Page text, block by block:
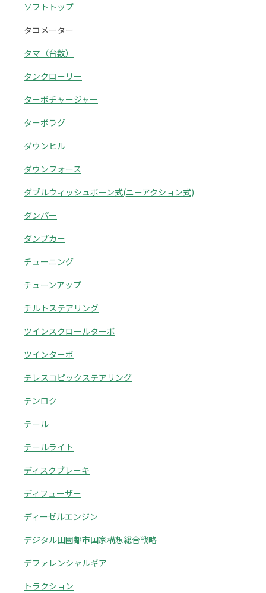
ソフトトップ
タコメーター
タマ（台数）
タンクローリー
ターボチャージャー
ターボラグ
ダウンヒル
ダウンフォース
ダブルウィッシュボーン式(ニーアクション式)
ダンパー
ダンプカー
チューニング
チューンアップ
チルトステアリング
ツインスクロールターボ
ツインターボ
テレスコピックステアリング
テンロク
テール
テールライト
ディスクブレーキ
ディフューザー
ディーゼルエンジン
デジタル田園都市国家構想総合戦略
デファレンシャルギア
トラクション